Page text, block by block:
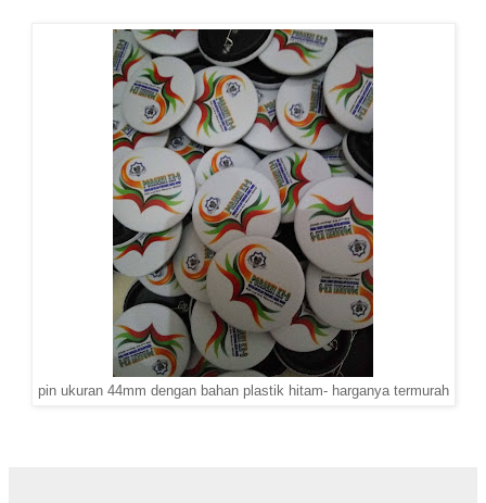
pin ukuran 44mm dengan bahan plastik hitam- harganya termurah